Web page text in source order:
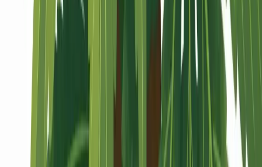
Seedbanks